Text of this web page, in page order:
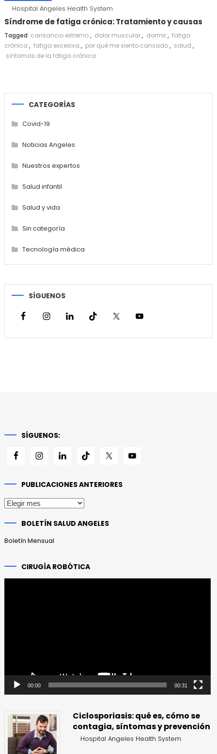
Hospital Angeles Health System
Síndrome de fatiga crónica: Tratamiento y causas
Tagged cansancio extremo, dolor muscular, dormir, fatiga
crónica , fatiga excesiva , por qué me siento cansado, salud ,
síntomas de la fatiga crónica
CATEGORÍAS
Covid-19
Noticias Angeles
Nuestros expertos
Salud infantil
Salud y vida
Sin categoría
Tecnología médica
SÍGUENOS
SÍGUENOS:
PUBLICACIONES ANTERIORES
Publicaciones
BOLETÍN SALUD ANGELES
Boletín Mensual
CIRUGÍA ROBÓTICA
00:00 00:31
Ciclosporiasis: qué es, cómo se
contagia, síntomas y prevención
Hospital Angeles Health System